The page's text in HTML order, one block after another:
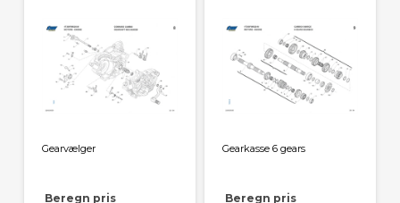
Gearvælger
Beregn pris
Gearkasse 6 gears
Beregn pris